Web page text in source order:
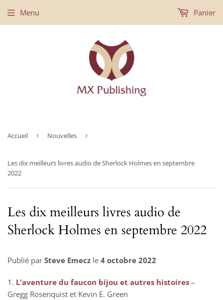
Menu Panier
Accueil › Nouvelles ›
Les dix meilleurs livres audio de Sherlock Holmes en septembre
2022
Les dix meilleurs livres audio de
Sherlock Holmes en septembre 2022
Publié par Steve Emecz le 4 octobre 2022
1. L'aventure du faucon bijou et autres histoires –
Gregg Rosenquist et Kevin E. Green